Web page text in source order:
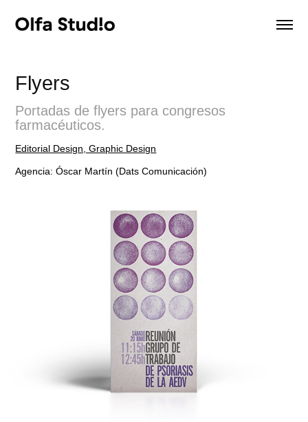
Flyers
Portadas de flyers para congresos
farmacéuticos.
Editorial Design, Graphic Design
Agencia: Óscar Martín (Dats Comunicación)